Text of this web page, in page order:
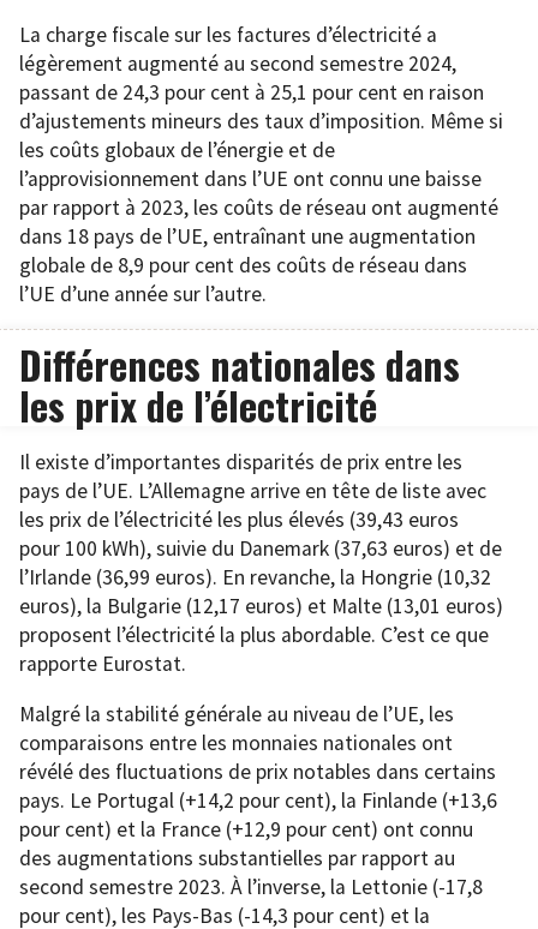
La charge fiscale sur les factures d’électricité a
légèrement augmenté au second semestre 2024,
passant de 24,3 pour cent à 25,1 pour cent en raison
d’ajustements mineurs des taux d’imposition. Même si
les coûts globaux de l’énergie et de
l’approvisionnement dans l’UE ont connu une baisse
par rapport à 2023, les coûts de réseau ont augmenté
dans 18 pays de l’UE, entraînant une augmentation
globale de 8,9 pour cent des coûts de réseau dans
l’UE d’une année sur l’autre.
Différences nationales dans
les prix de l’électricité
Il existe d’importantes disparités de prix entre les
pays de l’UE. L’Allemagne arrive en tête de liste avec
les prix de l’électricité les plus élevés (39,43 euros
pour 100 kWh), suivie du Danemark (37,63 euros) et de
l’Irlande (36,99 euros). En revanche, la Hongrie (10,32
euros), la Bulgarie (12,17 euros) et Malte (13,01 euros)
proposent l’électricité la plus abordable. C’est ce que
rapporte Eurostat.
Malgré la stabilité générale au niveau de l’UE, les
comparaisons entre les monnaies nationales ont
révélé des fluctuations de prix notables dans certains
pays. Le Portugal (+14,2 pour cent), la Finlande (+13,6
pour cent) et la France (+12,9 pour cent) ont connu
des augmentations substantielles par rapport au
second semestre 2023. À l’inverse, la Lettonie (-17,8
pour cent), les Pays-Bas (-14,3 pour cent) et la